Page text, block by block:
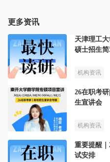
更多资讯
天津理工
硕士招生简
机构资讯
26在职考
生宣讲会
机构资讯
重要提醒
试安排